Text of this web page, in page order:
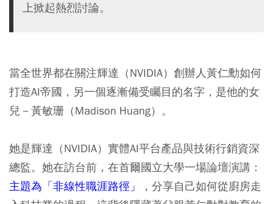
上掀起熱烈討論。
當全世界都在關注輝達（NVIDIA）創辦人黃仁勳如何
打造AI帝國，另一個逐漸備受矚目的名字，是他的女
兒－黃敏珊（Madison Huang）。
她是輝達（NVIDIA）實體AI平台產品與技術行銷資深
總監。她在訪台前，在首爾國立大學一場論壇演講：
主題為「非線性職涯路徑」
，分享自己如何從廚房走